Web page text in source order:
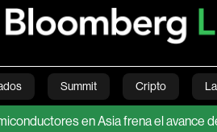
Summit Cripto
Economía Estilo de vida
en Asia frena el avance de las